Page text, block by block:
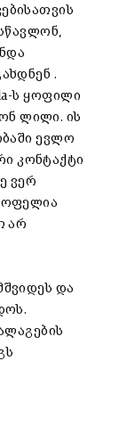
.
ს ყოფილი
ლილი. ის
ევლო
კონტაქტი
ვერ
არ
და